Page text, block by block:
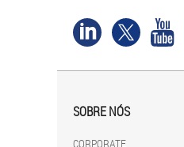
SOBRE NÓS
CORPORATE